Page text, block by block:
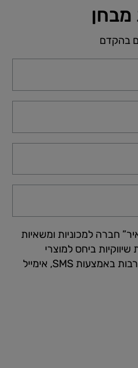
מבחן
בהקדם
חברה למכוניות ומשאיות
ביחס למוצרי
החברה וזאת בכל אמצעי, לרבות באמצעות SMS, אימייל